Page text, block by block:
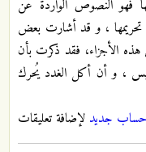
فهو النصوص الواردة عن
تحريمها ، و قد أشارت بعض
الأجزاء، فقد ذكرت بأن
، و أن أكل الغدد يُحرك
حساب جديد لإضافة تعليقات